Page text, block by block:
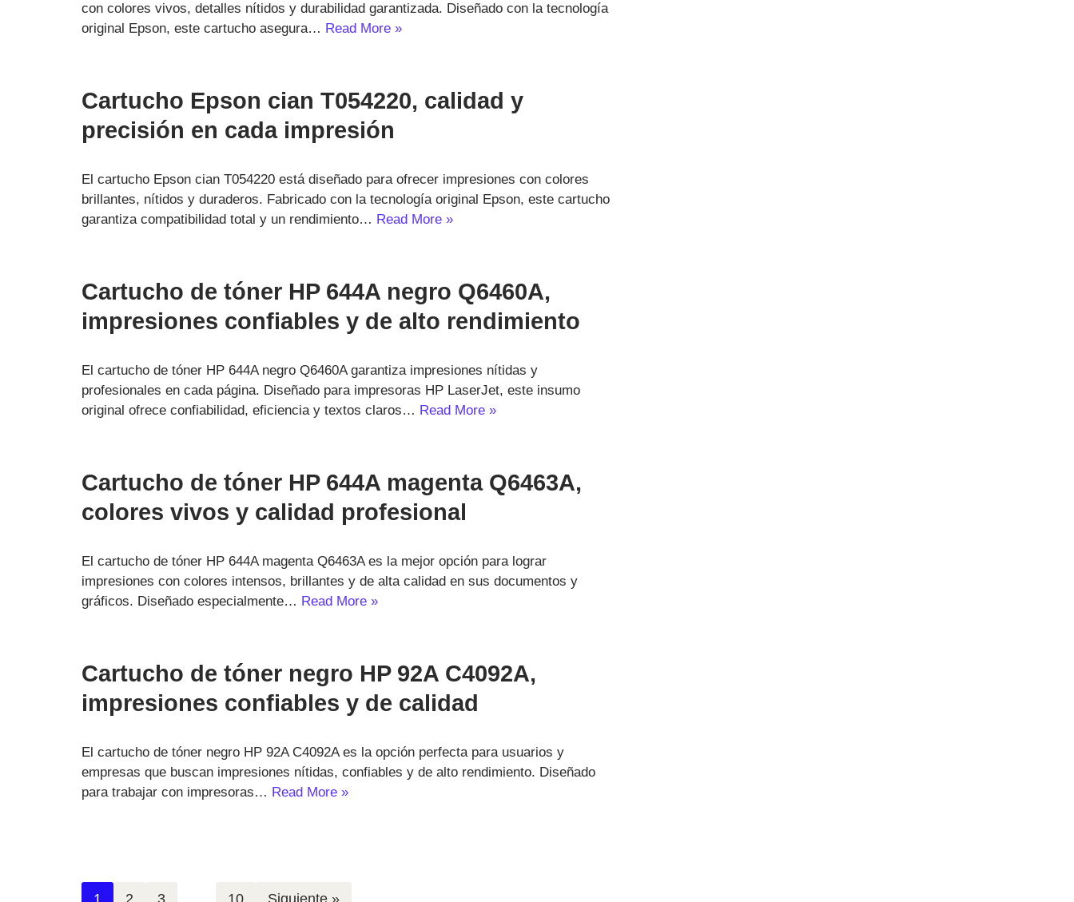
con colores vivos, detalles nítidos y durabilidad garantizada. Diseñado con la tecnología
original Epson, este cartucho asegura… Read More »
Cartucho Epson cian T054220, calidad y
precisión en cada impresión
El cartucho Epson cian T054220 está diseñado para ofrecer impresiones con colores
brillantes, nítidos y duraderos. Fabricado con la tecnología original Epson, este cartucho
garantiza compatibilidad total y un rendimiento… Read More »
Cartucho de tóner HP 644A negro Q6460A,
impresiones confiables y de alto rendimiento
El cartucho de tóner HP 644A negro Q6460A garantiza impresiones nítidas y
profesionales en cada página. Diseñado para impresoras HP LaserJet, este insumo
original ofrece confiabilidad, eficiencia y textos claros… Read More »
Cartucho de tóner HP 644A magenta Q6463A,
colores vivos y calidad profesional
El cartucho de tóner HP 644A magenta Q6463A es la mejor opción para lograr
impresiones con colores intensos, brillantes y de alta calidad en sus documentos y
gráficos. Diseñado especialmente… Read More »
Cartucho de tóner negro HP 92A C4092A,
impresiones confiables y de calidad
El cartucho de tóner negro HP 92A C4092A es la opción perfecta para usuarios y
empresas que buscan impresiones nítidas, confiables y de alto rendimiento. Diseñado
para trabajar con impresoras… Read More »
1 2 3 10 Siguiente »